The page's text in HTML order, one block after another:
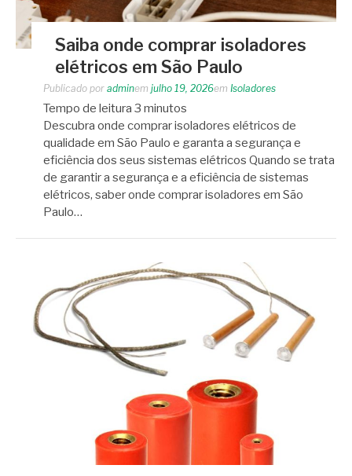
Saiba onde comprar isoladores
elétricos em São Paulo
Publicado por adminem julho 19, 2026em Isoladores
Tempo de leitura 3 minutos
Descubra onde comprar isoladores elétricos de
qualidade em São Paulo e garanta a segurança e
eficiência dos seus sistemas elétricos Quando se trata
de garantir a segurança e a eficiência de sistemas
elétricos, saber onde comprar isoladores em São
Paulo…